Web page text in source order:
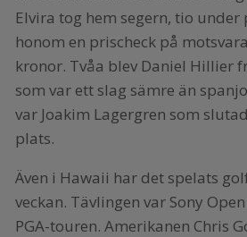
Elvira tog hem segern, tio under
honom en prischeck på
kronor. Tvåa blev Daniel Hillier
som var ett slag sämre än
var Joakim Lagergren som
plats.
Även i Hawaii har det spelats
veckan. Tävlingen var Sony
PGA-touren. Amerikanen Chris